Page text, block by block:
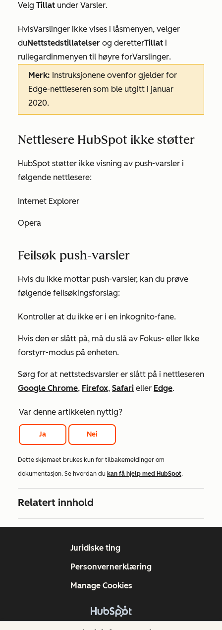
Velg Tillat under Varsler.
HvisVarslinger ikke vises i låsmenyen, velger
duNettstedstillatelser og deretterTillat i
rullegardinmenyen til høyre forVarslinger.
Merk: Instruksjonene ovenfor gjelder for
Edge-nettleseren som ble utgitt i januar
2020.
Nettlesere HubSpot ikke støtter
HubSpot støtter ikke visning av push-varsler i
følgende nettlesere:
Internet Explorer
Opera
Feilsøk push-varsler
Hvis du ikke mottar push-varsler, kan du prøve
følgende feilsøkingsforslag:
Kontroller at du ikke er i en inkognito-fane.
Hvis den er slått på, må du slå av Fokus- eller Ikke
forstyrr-modus på enheten.
Sørg for at nettstedsvarsler er slått på i nettleseren
Google Chrome, Firefox, Safari eller Edge.
Var denne artikkelen nyttig?
Ja Nei
Dette skjemaet brukes kun for tilbakemeldinger om
dokumentasjon. Se hvordan du kan få hjelp med HubSpot.
Relatert innhold
Copyright © 2026 HubSpot, Inc.
Juridiske ting
Personvernerklæring
Manage Cookies